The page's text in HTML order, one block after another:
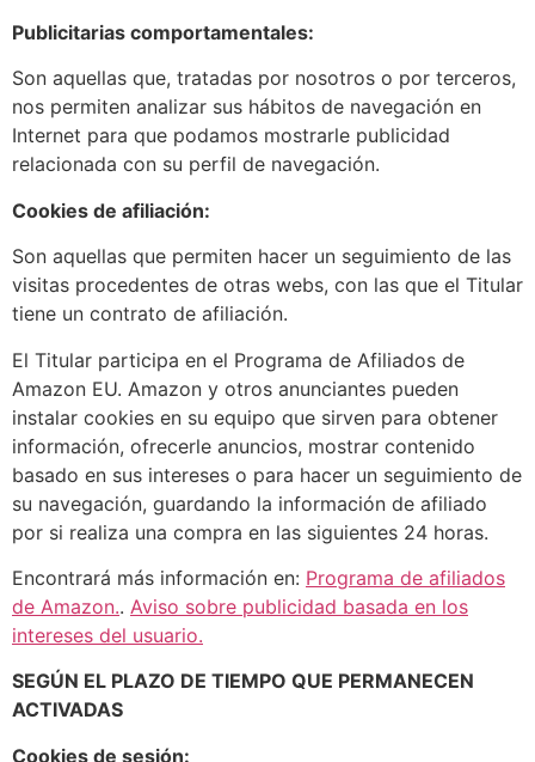
Publicitarias comportamentales:
Son aquellas que, tratadas por nosotros o por terceros,
nos permiten analizar sus hábitos de navegación en
Internet para que podamos mostrarle publicidad
relacionada con su perfil de navegación.
Cookies de afiliación:
Son aquellas que permiten hacer un seguimiento de las
visitas procedentes de otras webs, con las que el Titular
tiene un contrato de afiliación.
El Titular participa en el Programa de Afiliados de
Amazon EU. Amazon y otros anunciantes pueden
instalar cookies en su equipo que sirven para obtener
información, ofrecerle anuncios, mostrar contenido
basado en sus intereses o para hacer un seguimiento de
su navegación, guardando la información de afiliado
por si realiza una compra en las siguientes 24 horas.
Encontrará más información en: Programa de afiliados
de Amazon.. Aviso sobre publicidad basada en los
intereses del usuario.
SEGÚN EL PLAZO DE TIEMPO QUE PERMANECEN
ACTIVADAS
Cookies de sesión: